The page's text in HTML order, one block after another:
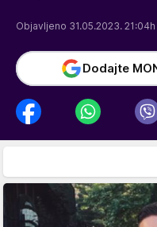
Objavljeno 31.05.2023. 21:04h
Dodajte